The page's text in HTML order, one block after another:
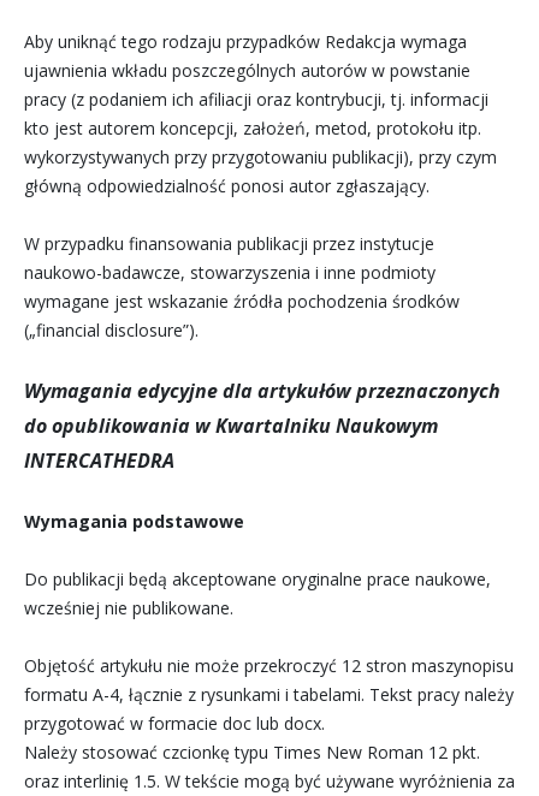
Aby uniknąć tego rodzaju przypadków Redakcja wymaga
ujawnienia wkładu poszczególnych autorów w powstanie
pracy (z podaniem ich afiliacji oraz kontrybucji, tj. informacji
kto jest autorem koncepcji, założeń, metod, protokołu itp.
wykorzystywanych przy przygotowaniu publikacji), przy czym
główną odpowiedzialność ponosi autor zgłaszający.
W przypadku finansowania publikacji przez instytucje
naukowo-badawcze, stowarzyszenia i inne podmioty
wymagane jest wskazanie źródła pochodzenia środków
(„financial disclosure”).
Wymagania edycyjne dla artykułów przeznaczonych
do opublikowania w Kwartalniku Naukowym
INTERCATHEDRA
Wymagania podstawowe
Do publikacji będą akceptowane oryginalne prace naukowe,
wcześniej nie publikowane.
Objętość artykułu nie może przekroczyć 12 stron maszynopisu
formatu A-4, łącznie z rysunkami i tabelami. Tekst pracy należy
przygotować w formacie doc lub docx.
Należy stosować czcionkę typu Times New Roman 12 pkt.
oraz interlinię 1.5. W tekście mogą być używane wyróżnienia za